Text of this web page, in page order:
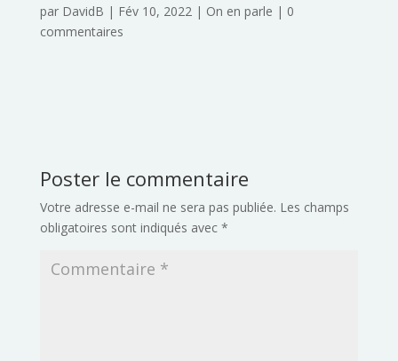
par DavidB | Fév 10, 2022| On en parle | 0
commentaires
Poster le commentaire
Votre adresse e-mail ne sera pas publiée. Les champs
obligatoires sont indiqués avec *